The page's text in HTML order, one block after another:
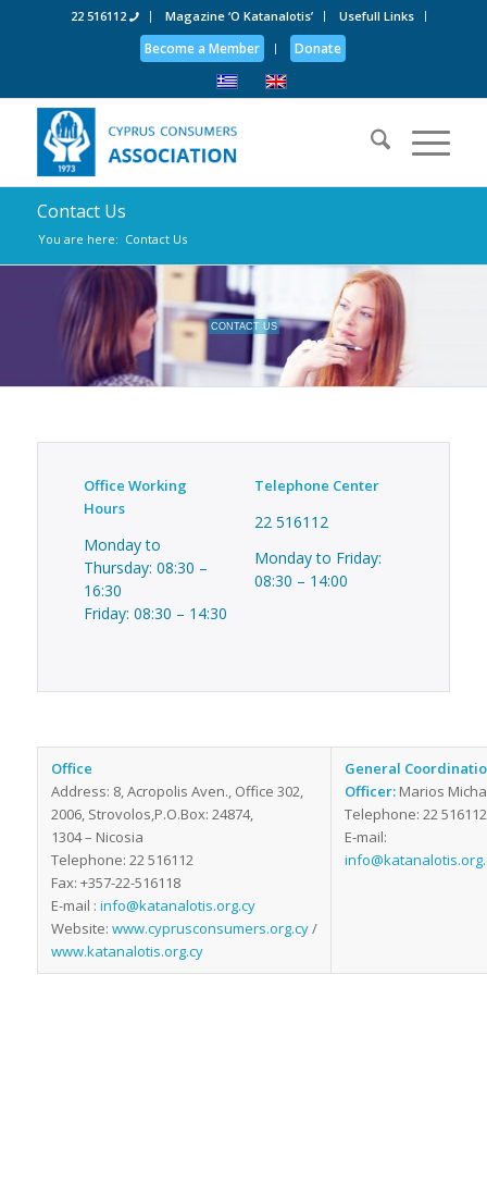
22 516112 Magazine ‘O Katanalotis’ Usefull Links
Become a Member Donate
Contact Us
You are here: Contact Us
CONTACT US
Office Working
Hours
Monday to
Thursday: 08:30 –
16:30
Friday: 08:30 – 14:30
Telephone Center
22 516112
Monday to Friday:
08:30 – 14:00
Office
Address: 8, Acropolis Aven., Office 302,
2006, Strovolos,P.O.Box: 24874,
1304 – Nicosia
Τelephone: 22 516112
Fax: +357-22-516118
E-mail : info@katanalotis.org.cy
Website: www.cyprusconsumers.org.cy/
www.katanalotis.org.cy
General
Officer: Marios
Telephone: 22 516112
E-mail: